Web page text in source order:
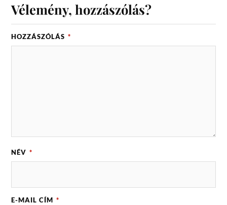
Vélemény, hozzászólás?
HOZZÁSZÓLÁS *
NÉV *
E-MAIL CÍM *